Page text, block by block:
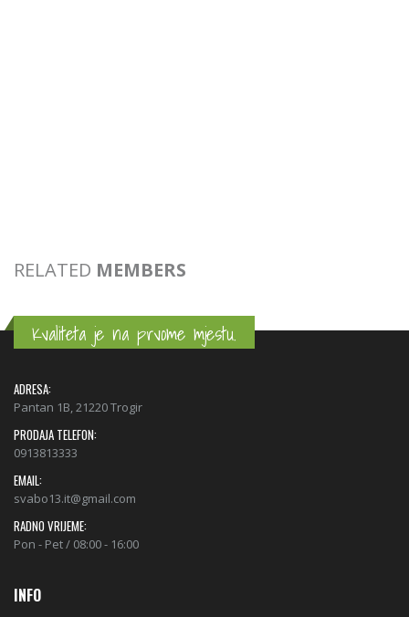
RELATED MEMBERS
Kvaliteta je na prvome mjestu.
ADRESA:
Pantan 1B, 21220 Trogir
PRODAJA TELEFON:
0913813333
EMAIL:
svabo13.it@gmail.com
RADNO VRIJEME:
Pon - Pet / 08:00 - 16:00
INFO